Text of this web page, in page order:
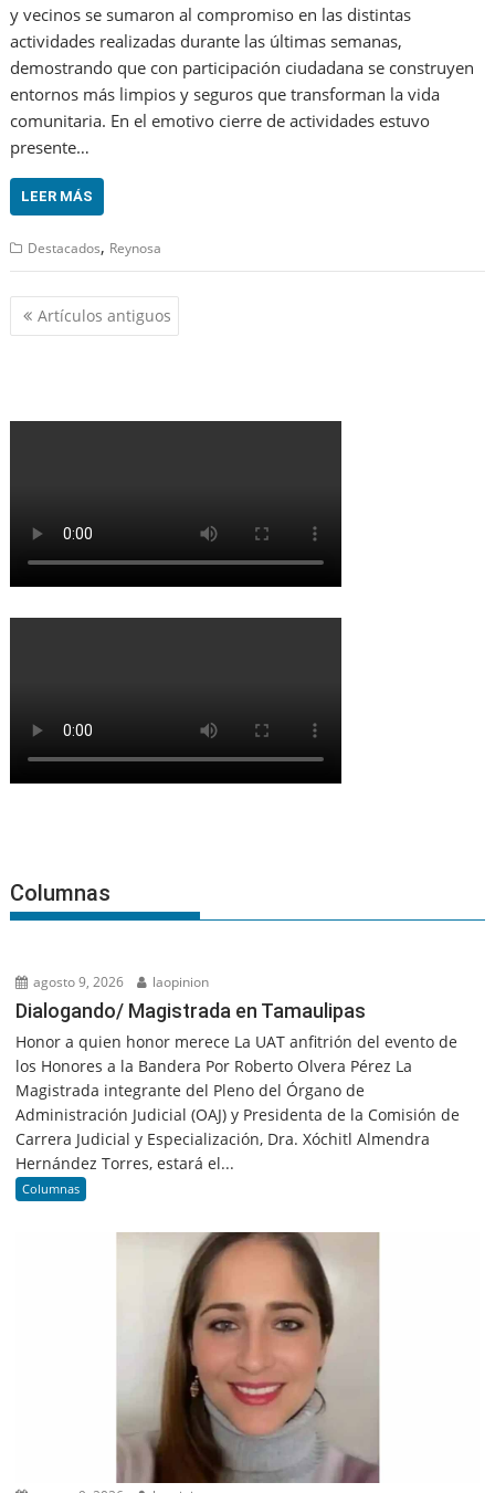
y vecinos se sumaron al compromiso en las distintas
actividades realizadas durante las últimas semanas,
demostrando que con participación ciudadana se construyen
entornos más limpios y seguros que transforman la vida
comunitaria. En el emotivo cierre de actividades estuvo
presente…
LEER MÁS
Destacados, Reynosa
Navegación
de
Artículos antiguos
Columnas
agosto 9, 2026 laopinion
Dialogando/ Magistrada en Tamaulipas
Honor a quien honor merece La UAT anfitrión del evento de
los Honores a la Bandera Por Roberto Olvera Pérez La
Magistrada integrante del Pleno del Órgano de
Administración Judicial (OAJ) y Presidenta de la Comisión de
Carrera Judicial y Especialización, Dra. Xóchitl Almendra
Hernández Torres, estará el...
Columnas